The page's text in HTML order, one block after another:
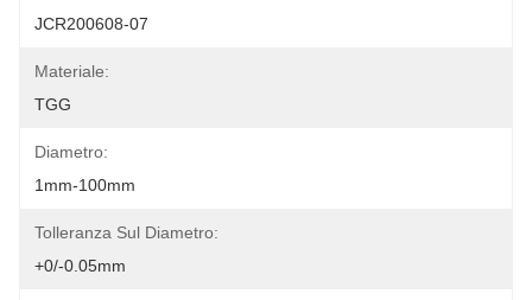
JCR200608-07
Materiale:
TGG
Diametro:
1mm-100mm
Tolleranza Sul Diametro:
+0/-0.05mm